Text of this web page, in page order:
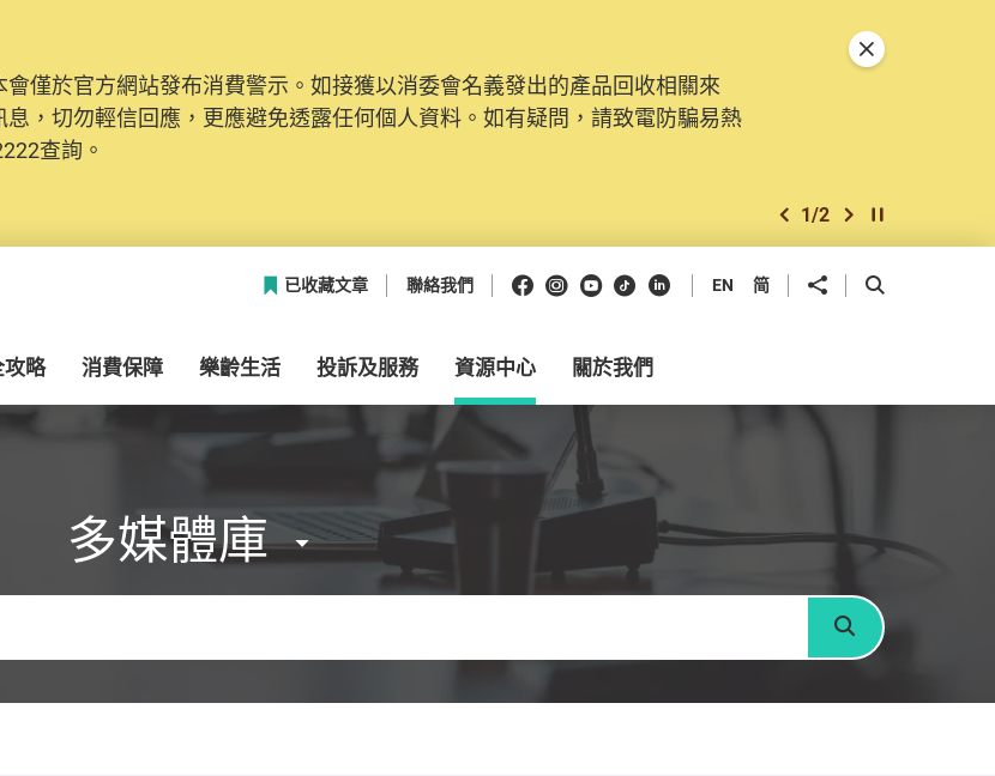
僅於官方網站發布消費警示。如接獲以消委會名義發出的產品回收相關來
，切勿輕信回應，更應避免透露任何個人資料。如有疑問，請致電防騙易熱
查詢。
本會的投訴處理系統已經進行升級及推出新功能。由2025年11月10日起，
包括姓名、電郵及電話）註冊帳戶，才可提交投訴、查詢及建議。所有提交
日後作出跟進。
上一個
2/2 下一個開始/暫停幻燈
關閉特別通告
已收藏文章 聯絡我們 Facebook
Instagram
Youtube
抖音領英 EN 简 分享到 開啟搜尋框
略 消費保障 樂齡生活 投訴及服務 資源中心 關於我們
多媒體庫
搜尋